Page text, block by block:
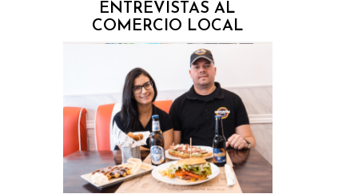
ENTREVISTAS AL
COMERCIO LOCAL